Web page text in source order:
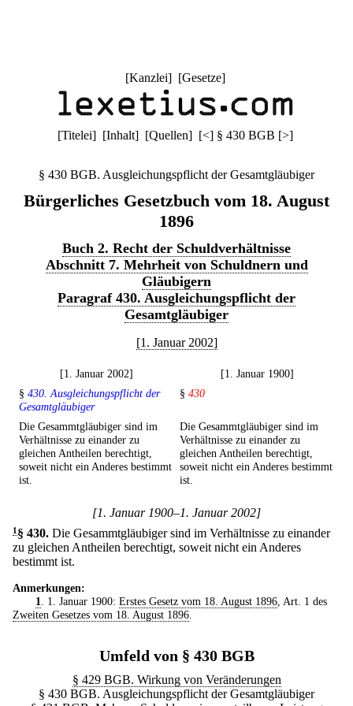
[Kanzlei] [Gesetze]
[Titelei] [Inhalt] [Quellen] [<] § 430 BGB [>]
§ 430 BGB. Ausgleichungspflicht der Gesamtgläubiger
Bürgerliches Gesetzbuch vom 18. August
1896
Buch 2. Recht der Schuldverhältnisse
Abschnitt 7. Mehrheit von Schuldnern und
Gläubigern
Paragraf 430. Ausgleichungspflicht der
Gesamtgläubiger
[1. Januar 2002]
[1. Januar 2002]
[1. Januar 1900]
§ 430. Ausgleichungspflicht der
Gesamtgläubiger
§ 430
Die Gesammtgläubiger sind im
Verhältnisse zu einander zu
gleichen Antheilen berechtigt,
soweit nicht ein Anderes bestimmt
ist.
Die Gesammtgläubiger sind im
Verhältnisse zu einander zu
gleichen Antheilen berechtigt,
soweit nicht ein Anderes bestimmt
ist.
[1. Januar 1900–1. Januar 2002]
1§ 430. Die Gesammtgläubiger sind im Verhältnisse zu einander
zu gleichen Antheilen berechtigt, soweit nicht ein Anderes
bestimmt ist.
Anmerkungen:
1. 1. Januar 1900: Erstes Gesetz vom 18. August 1896, Art. 1 des
Zweiten Gesetzes vom 18. August 1896.
Umfeld von § 430 BGB
§ 429 BGB. Wirkung von Veränderungen
§ 430 BGB. Ausgleichungspflicht der Gesamtgläubiger